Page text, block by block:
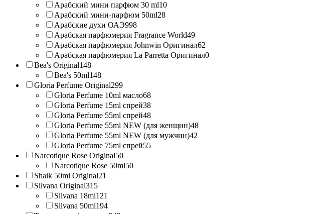
Арабский мини парфюм 30 ml10
Арабский мини-парфюм 50ml28
Арабские духи ОАЭ998
Арабская парфюмерия Fragrance World49
Арабская парфюмерия Johnwin Оригинал62
Арабская парфюмерия La Parretta Оригинал0
Bea's Original148
Bea's 50ml148
Gloria Perfume Original299
Gloria Perfume 10ml масло68
Gloria Perfume 15ml спрей38
Gloria Perfume 55ml спрей48
Gloria Perfume 55ml NEW (для женщин)48
Gloria Perfume 55ml NEW (для мужчин)42
Gloria Perfume 75ml спрей55
Narcotique Rose Original50
Narcotique Rose 50ml50
Shaik 50ml Original21
Silvana Original315
Silvana 18ml121
Silvana 50ml194